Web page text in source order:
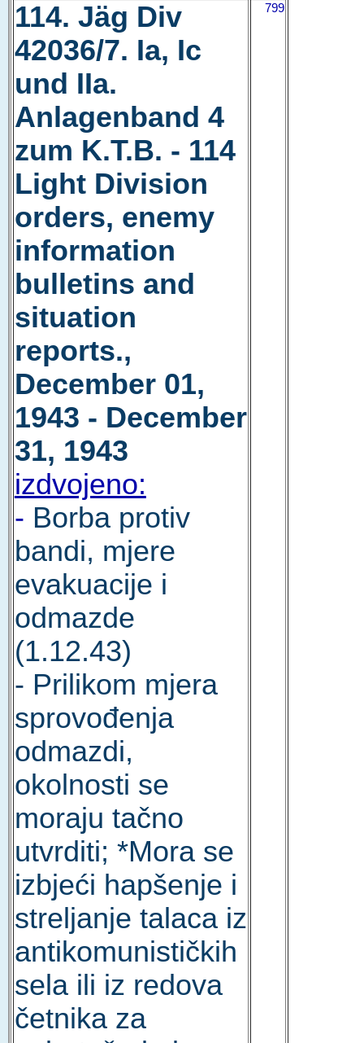
114. Jäg Div
42036/7. Ia, Ic
und IIa.
Anlagenband 4
zum K.T.B. - 114
Light Division
orders, enemy
information
bulletins and
situation
reports.,
December 01,
1943 - December
31, 1943
izdvojeno:
- Borba protiv
bandi, mjere
evakuacije i
odmazde
(1.12.43)
- Prilikom mjera
sprovođenja
odmazdi,
okolnosti se
moraju tačno
utvrditi; *Mora se
izbjeći hapšenje i
streljanje talaca iz
antikomunističkih
sela ili iz redova
četnika za
799